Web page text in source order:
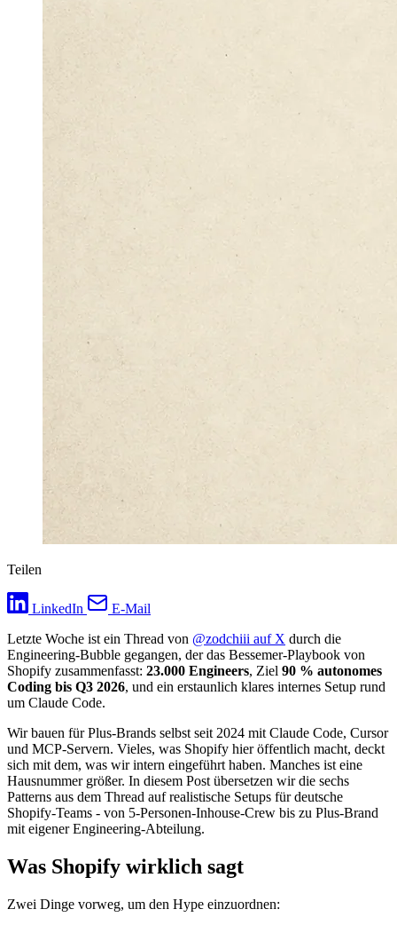
Teilen
LinkedIn
E-Mail
Letzte Woche ist ein Thread von @zodchiii auf X durch die
Engineering-Bubble gegangen, der das Bessemer-Playbook von
Shopify zusammenfasst: 23.000 Engineers, Ziel 90 % autonomes
Coding bis Q3 2026, und ein erstaunlich klares internes Setup rund
um Claude Code.
Wir bauen für Plus-Brands selbst seit 2024 mit Claude Code, Cursor
und MCP-Servern. Vieles, was Shopify hier öffentlich macht, deckt
sich mit dem, was wir intern eingeführt haben. Manches ist eine
Hausnummer größer. In diesem Post übersetzen wir die sechs
Patterns aus dem Thread auf realistische Setups für deutsche
Shopify-Teams - von 5-Personen-Inhouse-Crew bis zu Plus-Brand
mit eigener Engineering-Abteilung.
Was Shopify wirklich sagt
Zwei Dinge vorweg, um den Hype einzuordnen: